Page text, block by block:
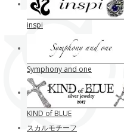
inspi
Symphony and one
KIND of BLUE
スカルモチーフ